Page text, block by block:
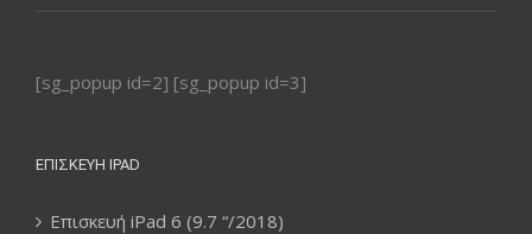
[sg_popup id=2] [sg_popup id=3]
ΕΠΙΣΚΕΥΉ IPAD
Επισκευή iPad 6 (9.7 “/2018)